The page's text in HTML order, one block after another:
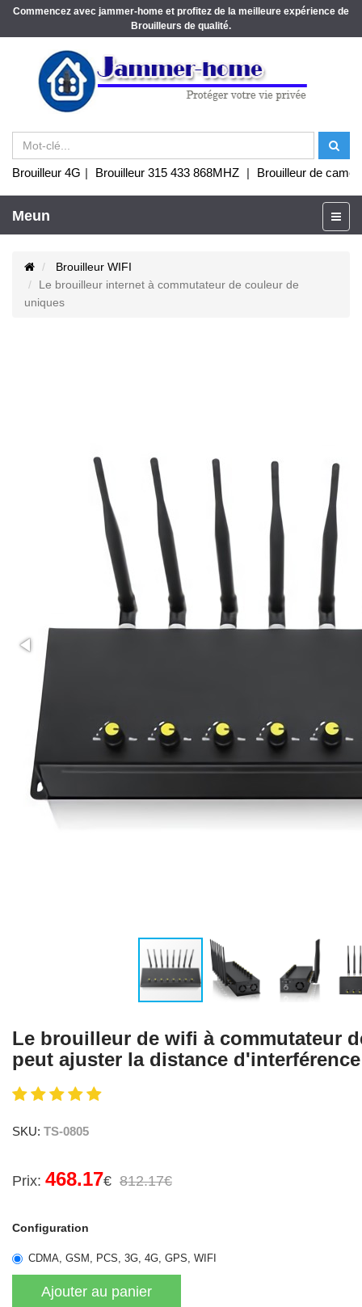
Commencez avec jammer-home et profitez de la meilleure expérience de
Brouilleurs de qualité.
Brouilleur 4G | Brouilleur 315 433 868MHZ | Brouilleur de
Meun
Brouilleur WIFI
Le brouilleur internet à commutateur de couleur de
uniques
Le brouilleur de wifi à commutateur
peut ajuster la distance d'interférence
SKU: TS-0805
Prix: 468.17€ 812.17€
Configuration
CDMA, GSM, PCS, 3G, 4G, GPS, WIFI